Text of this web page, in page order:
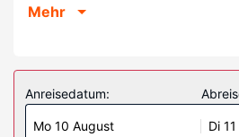
von A'kexiaduo Quelle und 46,9 km
Hilton Garden Inn Yanqi Downtown
ein Restaurant mit köstlichen
täglich ein Frühstücksbuffet
Mehr
Anreisedatum:
Mo 10 August Di